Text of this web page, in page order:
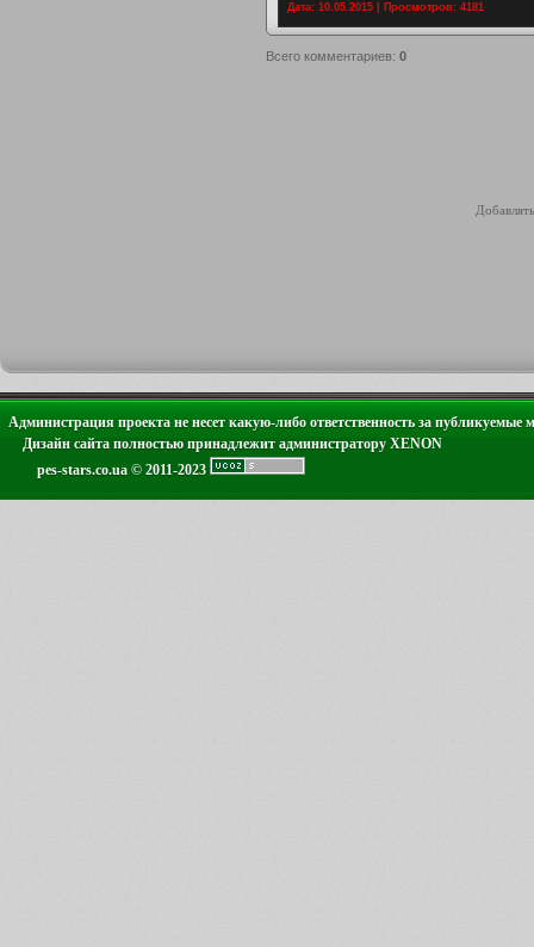
Дата: 10.05.2015 | Просмотров: 4181
Всего комментариев: 0
Администрация проекта не несет какую-либо ответственность за публикуемые
Дизайн сайта полностью принадлежит администратору XENON
pes-stars.co.ua © 2011-2023